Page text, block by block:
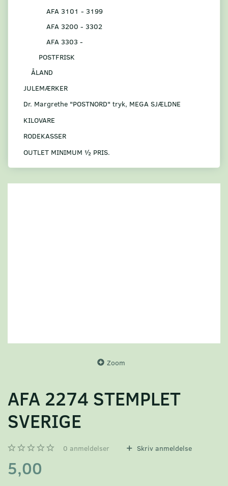
AFA 3101 - 3199
AFA 3200 - 3302
AFA 3303 -
POSTFRISK
ÅLAND
JULEMÆRKER
Dr. Margrethe "POSTNORD" tryk, MEGA SJÆLDNE
KILOVARE
RODEKASSER
OUTLET MINIMUM ½ PRIS.
Zoom
AFA 2274 STEMPLET
SVERIGE
0 anmeldelser Skriv anmeldelse
5,00